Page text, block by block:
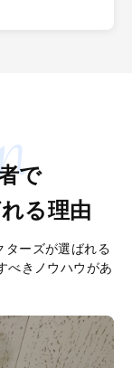
で
る理由
ターズが選ばれる
べきノウハウがあ